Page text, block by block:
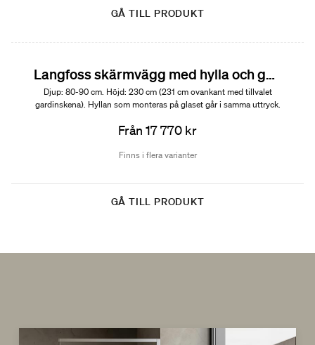
GÅ TILL PRODUKT
Langfoss skärmvägg med hylla och gardin 230
Djup: 80-90 cm. Höjd: 230 cm (231 cm ovankant med tillvalet
gardinskena). Hyllan som monteras på glaset går i samma uttryck.
Från 17 770 kr
Finns i flera varianter
GÅ TILL PRODUKT